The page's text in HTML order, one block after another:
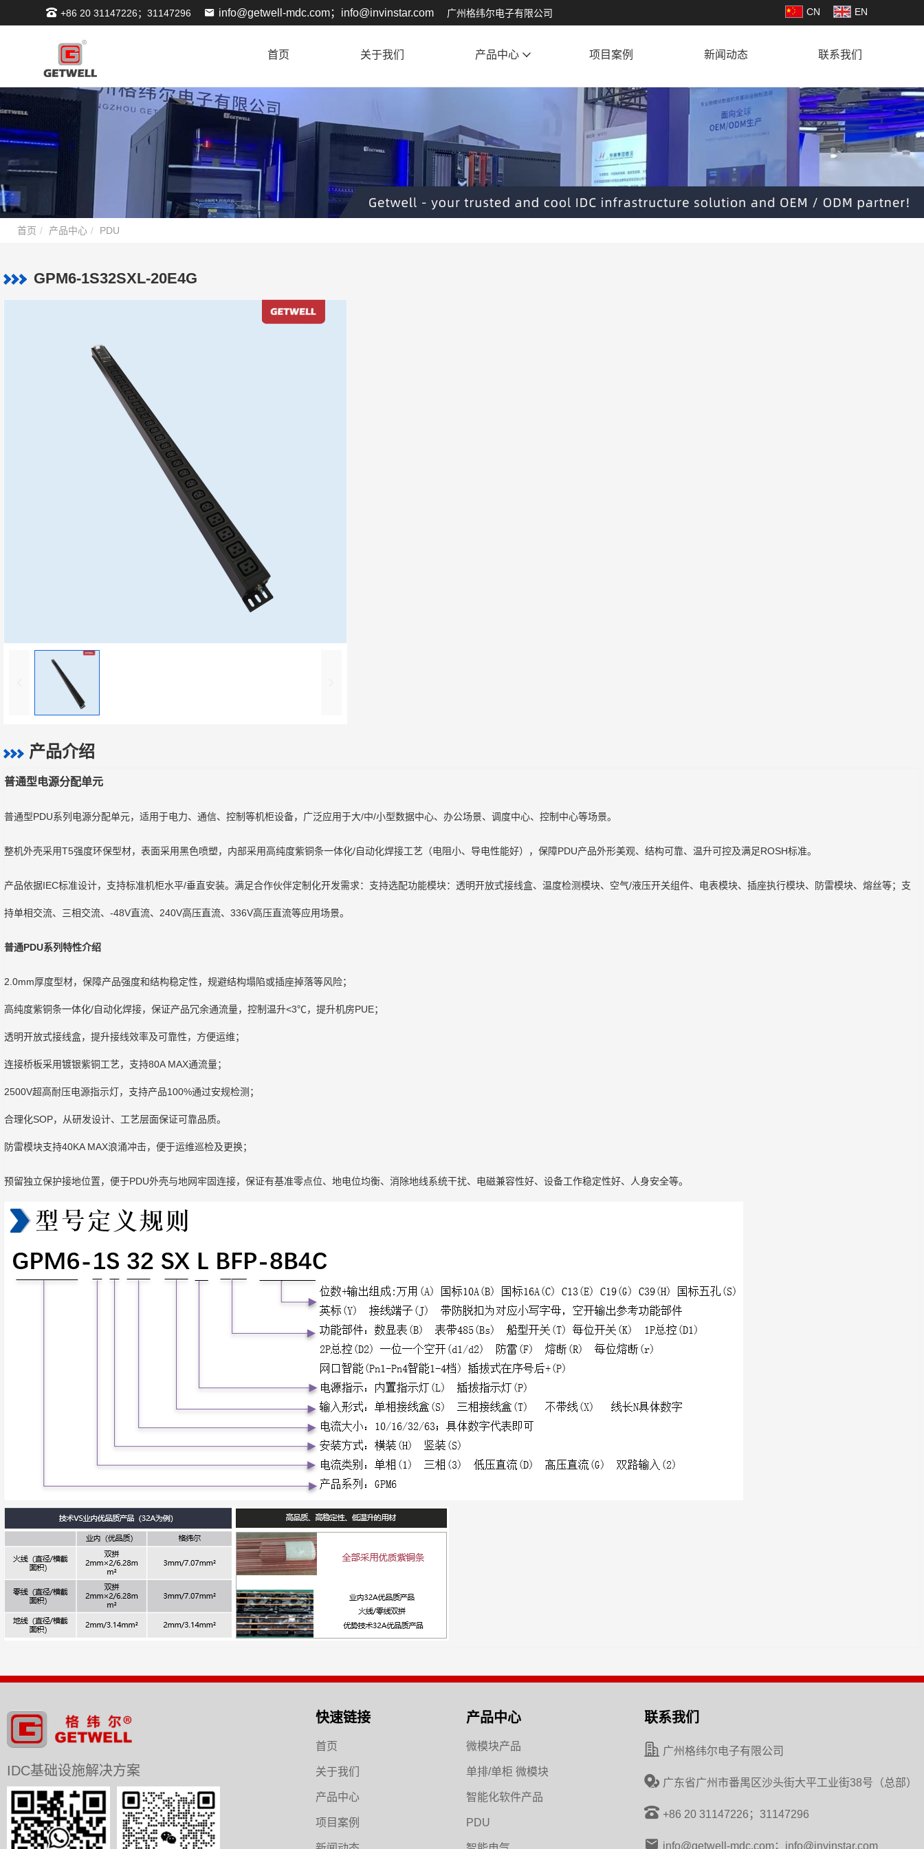
+86 20 31147226；31147296 info@getwell-mdc.com；info@invinstar.com 广州格纬尔电子有限公司 CN EN
首页 关于我们 产品中心 项目案例 新闻动态 联系我们
首页 产品中心 PDU
GPM6-1S32SXL-20E4G
产品介绍
普通型电源分配单元
普通型PDU系列电源分配单元，适用于电力、通信、控制等机柜设备，广泛应用于大/中/小型数据中心、办公场景、调度中心、控制中心等场景。
整机外壳采用T5强度环保型材，表面采用黑色喷塑，内部采用高纯度紫铜条一体化/自动化焊接工艺（电阻小、导电性能好），保障PDU产品外形美观、结构可靠、温升可控及满足ROSH标准。
产品依据IEC标准设计，支持标准机柜水平/垂直安装。满足合作伙伴定制化开发需求：支持选配功能模块：透明开放式接线盒、温度检测模块、空气/液压开关组件、电表模块、插座执行模块、防雷模块、熔丝等；支
持单相交流、三相交流、-48V直流、240V高压直流、336V高压直流等应用场景。
普通PDU系列特性介绍
2.0mm厚度型材，保障产品强度和结构稳定性，规避结构塌陷或插座掉落等风险；
高纯度紫铜条一体化/自动化焊接，保证产品冗余通流量，控制温升<3℃，提升机房PUE；
透明开放式接线盒，提升接线效率及可靠性，方便运维；
连接桥板采用镀银紫铜工艺，支持80A MAX通流量；
2500V超高耐压电源指示灯，支持产品100%通过安规检测；
合理化SOP，从研发设计、工艺层面保证可靠品质。
防雷模块支持40KA MAX浪涌冲击，便于运维巡检及更换；
预留独立保护接地位置，便于PDU外壳与地网牢固连接，保证有基准零点位、地电位均衡、消除地线系统干扰、电磁兼容性好、设备工作稳定性好、人身安全等。
IDC基础设施解决方案
快速链接
首页
关于我们
产品中心
项目案例
产品中心
微模块产品
单排/单柜 微模块
智能化软件产品
PDU
联系我们
广州格纬尔电子有限公司
广东省广州市番禺区沙头街大平工业街38号（总部）
+86 20 31147226；31147296
info@getwell-mdc.com；info@invinstar.com